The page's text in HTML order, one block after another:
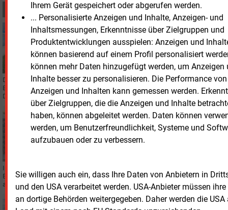
Ihrem Gerät gespeichert oder abgerufen werden.
... Personalisierte Anzeigen und Inhalte, Anzeigen- und
Inhaltsmessungen, Erkenntnisse über Zielgruppen und
Produktentwicklungen ausspielen: Anzeigen und
können basierend auf einem Profil personalisiert
können mehr Daten hinzugefügt werden, um Anzeigen
Inhalte besser zu personalisieren. Die Performance von
Anzeigen und Inhalten kann gemessen werden.
über Zielgruppen, die die Anzeigen und Inhalte
haben, können abgeleitet werden. Daten können
werden, um Benutzerfreundlichkeit, Systeme und
aufzubauen oder zu verbessern.
Sie willigen auch ein, dass Ihre Daten von Anbietern in
und den USA verarbeitet werden. USA-Anbieter müssen
an dortige Behörden weitergegeben. Daher werden die USA
MEHR ZUM THEMA
Montag, 13.07.2026, 14:38
WINDKRAFT ONSHORE
EnBW zieht sich aus Schweden zurück
Die EnBW verkauft ihre schwedischen Wind- und Solaraktivitäten an
Eurowind Energy. Das Unternehmen will seine Investitionen stärker auf
Deutschland konzentrieren.
Freitag, 26.06.2026, 09:32
STROMNETZ
EnBW baut 400-MW-Speicher in Philippsburg
Im Energiepark Philippsburg baut die EnBW einen der größten
Batteriespeicher Deutschlands. Er soll Strom aus Wind- und Sonnenenergie
aufnehmen und bei Bedarf ins Netz abgeben.